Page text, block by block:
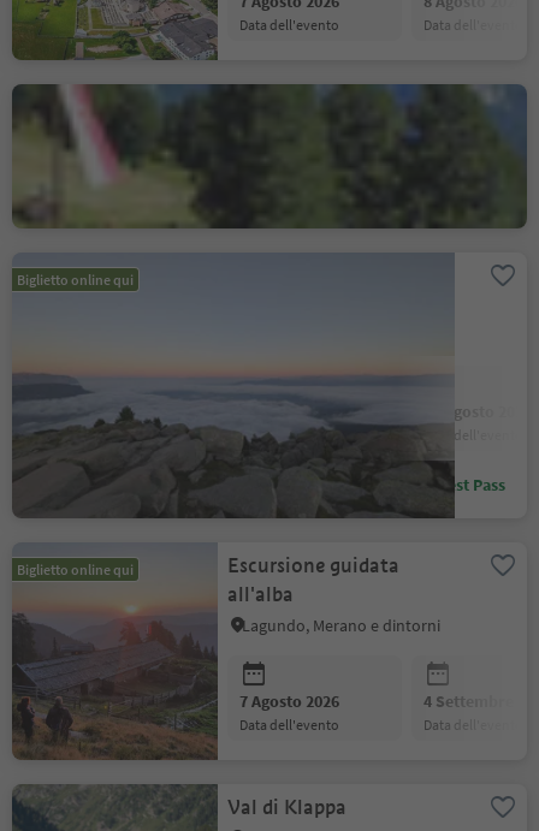
data dell'evento data dell'evento
Sëurasas - Malga
Biglietto online qui
data dell'evento
14 Agosto 2026
data dell'evento
Sconto con Alto Adige Guest Pass
Biglietto online qui
Escursione guidata
all'alba
Posizione:
Lagundo, Merano e dintorni
7 Agosto 2026
data dell'evento
4 Settembre
data dell'evento
Val di Klappa